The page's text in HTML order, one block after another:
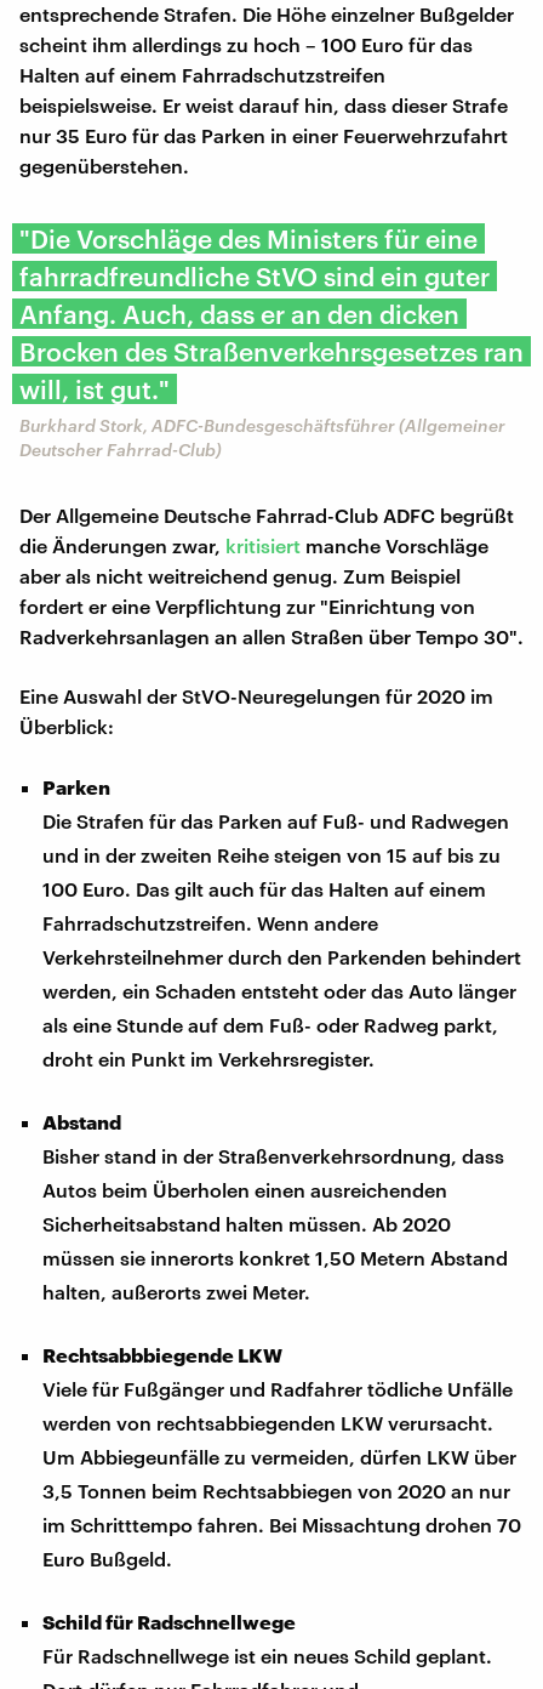
entsprechende Strafen. Die Höhe einzelner Bußgelder
scheint ihm allerdings zu hoch – 100 Euro für das
Halten auf einem Fahrradschutzstreifen
beispielsweise. Er weist darauf hin, dass dieser Strafe
nur 35 Euro für das Parken in einer Feuerwehrzufahrt
gegenüberstehen.
"Die Vorschläge des Ministers für eine
fahrradfreundliche StVO sind ein guter
Anfang. Auch, dass er an den dicken
Brocken des Straßenverkehrsgesetzes ran
will, ist gut."
Burkhard Stork, ADFC-Bundesgeschäftsführer (Allgemeiner
Deutscher Fahrrad-Club)
Der Allgemeine Deutsche Fahrrad-Club ADFC begrüßt
die Änderungen zwar, kritisiert manche Vorschläge
aber als nicht weitreichend genug. Zum Beispiel
fordert er eine Verpflichtung zur "Einrichtung von
Radverkehrsanlagen an allen Straßen über Tempo 30".
Eine Auswahl der StVO-Neuregelungen für 2020 im
Überblick:
Parken
Die Strafen für das Parken auf Fuß- und Radwegen
und in der zweiten Reihe steigen von 15 auf bis zu
100 Euro. Das gilt auch für das Halten auf einem
Fahrradschutzstreifen. Wenn andere
Verkehrsteilnehmer durch den Parkenden behindert
werden, ein Schaden entsteht oder das Auto länger
als eine Stunde auf dem Fuß- oder Radweg parkt,
droht ein Punkt im Verkehrsregister.
Abstand
Bisher stand in der Straßenverkehrsordnung, dass
Autos beim Überholen einen ausreichenden
Sicherheitsabstand halten müssen. Ab 2020
müssen sie innerorts konkret 1,50 Metern Abstand
halten, außerorts zwei Meter.
Rechtsabbbiegende LKW
Viele für Fußgänger und Radfahrer tödliche Unfälle
werden von rechtsabbiegenden LKW verursacht.
Um Abbiegeunfälle zu vermeiden, dürfen LKW über
3,5 Tonnen beim Rechtsabbiegen von 2020 an nur
im Schritttempo fahren. Bei Missachtung drohen 70
Euro Bußgeld.
Schild für Radschnellwege
Für Radschnellwege ist ein neues Schild geplant.